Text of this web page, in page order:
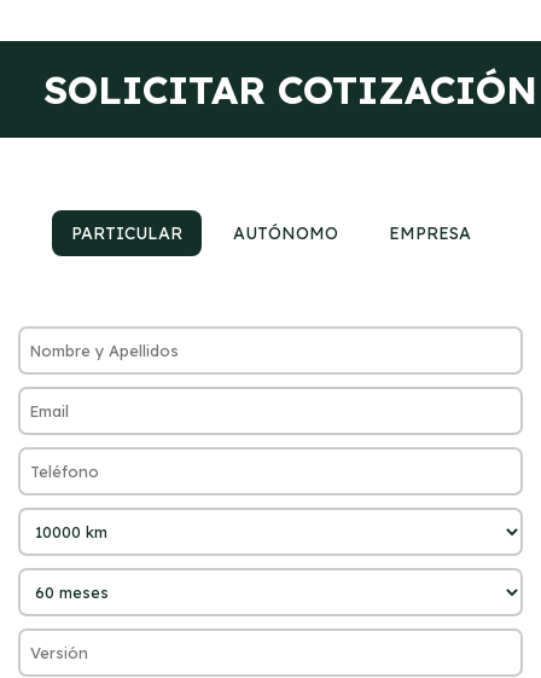
SOLICITAR COTIZACIÓN
PARTICULAR AUTÓNOMO EMPRESA